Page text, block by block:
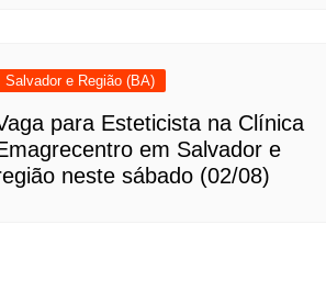
Salvador e Região (BA)
para Esteticista na Clínica
em Salvador e
neste sábado (02/08)